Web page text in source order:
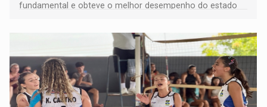
fundamental e obteve o melhor desempenho do estado